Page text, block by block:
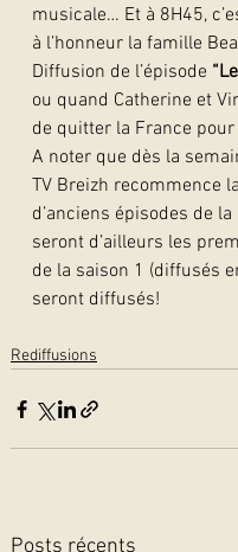
musicale… Et à 8H45,
à l’honneur la famille
Diffusion de l’épisode
ou quand Catherine et
de quitter la France pour
A noter que dès la
TV Breizh recommence
d’anciens épisodes de
seront d’ailleurs les
de la saison 1 (diffusés
seront diffusés!
Rediffusions
Posts récents